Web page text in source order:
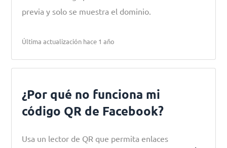
previa y solo se muestra el dominio.
Última actualización hace 1 año
¿Por qué no funciona mi
código QR de Facebook?
Usa un lector de QR que permita enlaces